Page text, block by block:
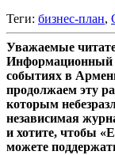
Теги: бизнес-план,
Уважаемые
Информационный
событиях в
продолжаем эту
которым
независимая
и хотите, чтобы
можете